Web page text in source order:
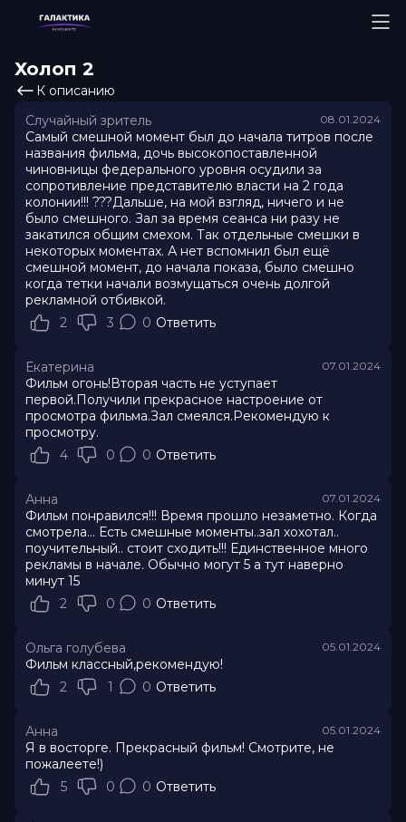
Холоп 2
К описанию
Случайный зритель
08.01.2024
Самый смешной момент был до начала титров после
названия фильма, дочь высокопоставленной
чиновницы федерального уровня осудили за
сопротивление представителю власти на 2 года
колонии!!! ???Дальше, на мой взгляд, ничего и не
было смешного. Зал за время сеанса ни разу не
закатился общим смехом. Так отдельные смешки в
некоторых моментах. А нет вспомнил был ещё
смешной момент, до начала показа, было смешно
когда тетки начали возмущаться очень долгой
рекламной отбивкой.
2
3 0 Ответить
Екатерина 07.01.2024
Фильм огонь!Вторая часть не уступает
первой.Получили прекрасное настроение от
просмотра фильма.Зал смеялся.Рекомендую к
просмотру.
4
0 0 Ответить
Анна 07.01.2024
Фильм понравился!!! Время прошло незаметно. Когда
смотрела... Есть смешные моменты..зал хохотал..
поучительный.. стоит сходить!!! Единственное много
рекламы в начале. Обычно могут 5 а тут наверно
минут 15
2
0 0 Ответить
Ольга голубева 05.01.2024
Фильм классный,рекомендую!
2
1 0 Ответить
Анна 05.01.2024
Я в восторге. Прекрасный фильм! Смотрите, не
пожалеете!)
5
0 0 Ответить